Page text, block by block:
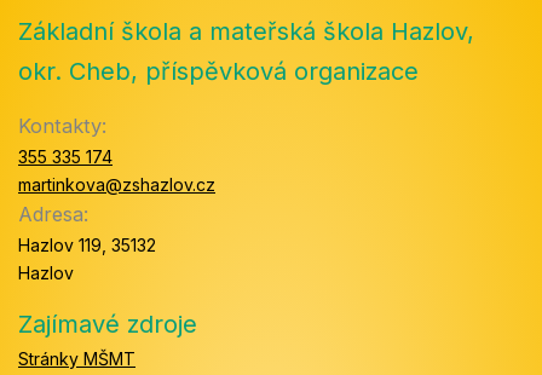
Základní škola a mateřská škola Hazlov,
okr. Cheb, příspěvková organizace
Kontakty:
355 335 174
martinkova@zshazlov.cz
Adresa:
Hazlov 119, 35132
Hazlov
Zajímavé zdroje
Stránky MŠMT